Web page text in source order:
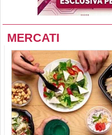
MERCATI